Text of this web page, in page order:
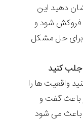
دهید این
شود و
حل مشکل
واقعیت ها را
باعث گفت و
می شود